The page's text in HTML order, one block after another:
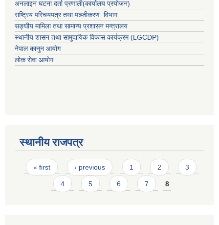
अनलाइन घटना दर्ता प्रणाली(कार्यालय प्रयोजन)
राष्ट्रिय परिचयपत्र तथा पञ्जीकरण विभाग
सङ्घीय मामिला तथा सामान्य प्रशासन मन्त्रालय
स्थानीय शासन तथा सामुदायिक विकास कार्यक्रम (LGCDP)
नेपाल कानुन आयोग
लोक सेवा आयोग
स्थानीय राजपत्र
Pages
« first ‹ previous 1 2 3
4 5 6 7 8